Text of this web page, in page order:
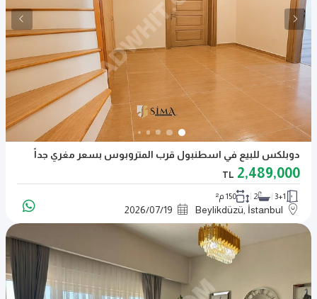
دوبلكس للبيع في اسطنبول قرب المتروبوس بسعر مغري جداً
2,489,000
TL
3+1
2 150 م²
Beylikdüzü, İstanbul
2026/07/19